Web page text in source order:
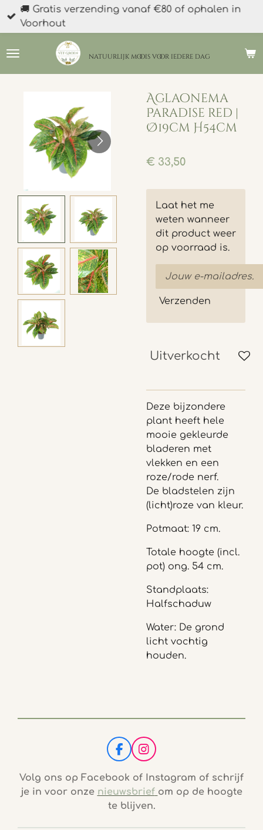
Ga
direct
de
natuurlijk moois voor iedere dag
🚚 Gratis verzending vanaf €80 of ophalen in
Voorhout
Aglaonema
Paradise red |
Ø19cm H54cm
€ 33,50
Laat het me
weten wanneer
dit product weer
op voorraad is.
Verzenden
Uitverkocht
Deze bijzondere
plant heeft hele
mooie gekleurde
bladeren met
vlekken en een
roze/rode nerf.
De bladstelen zijn
(licht)roze van kleur.
Potmaat: 19 cm.
Totale hoogte (incl.
pot) ong. 54 cm.
Standplaats:
Halfschaduw
Water: De grond
licht vochtig
houden.
F
a
c
b
o
I
n
s
t
a
g
Volg ons op Facebook of Instagram of schrijf
je in voor onze nieuwsbrief om op de hoogte
te blijven.